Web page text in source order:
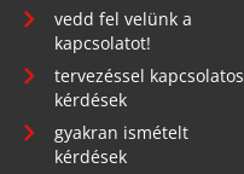
vedd fel velünk a
kapcsolatot!
tervezéssel kapcsolatos
kérdések
gyakran ismételt
kérdések